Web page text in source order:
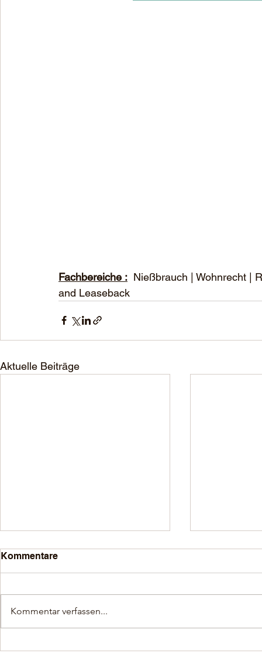
Fachbereiche :
Nießbrauch | Wohnrecht |
and Leaseback
Aktuelle Beiträge
Kommentare
Kommentar verfassen...